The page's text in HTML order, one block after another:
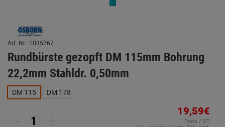
Art. Nr.: 1035267
Rundbürste gezopft DM 115mm Bohrung
22,2mm Stahldr. 0,50mm
DM 115 DM 178
19,59€
Preis / ST